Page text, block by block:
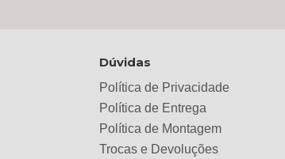
Dúvidas
Política de Privacidade
Política de Entrega
Política de Montagem
Trocas e Devoluções